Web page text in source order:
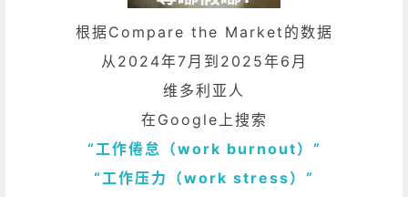
根据Compare the Market的数据
从2024年7月到2025年6月
维多利亚人
在Google上搜索
“工作倦怠（work burnout）”
“工作压力（work stress）”